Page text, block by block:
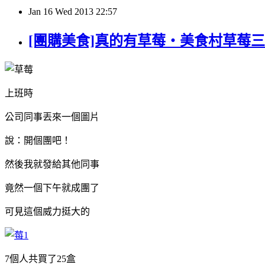
Jan 16 Wed 2013 22:57
[團購美食]真的有草莓‧美食村草莓
上班時
公司同事丟來一個圖片
說：開個團吧！
然後我就發給其他同事
竟然一個下午就成團了
可見這個威力挺大的
7個人共買了25盒